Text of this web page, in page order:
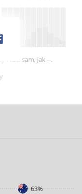
i taki sam, jak --.
63%